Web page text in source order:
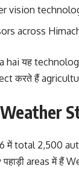
vision
across
hai यह
करते हैं
में total 2,500
areas में हैं